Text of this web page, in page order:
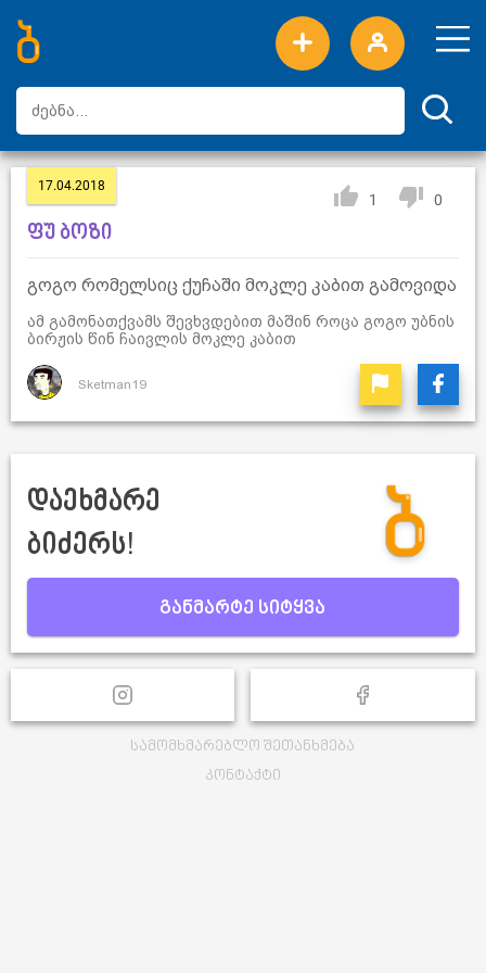
ახალი სიტყვები
ტოპ სიტყვები
დღის ტოპ სიტყვები
ტოპ მომხმარებლები
17.04.2018
1 0
ფუ ბოზი
გოგო რომელსიც ქუჩაში მოკლე კაბით გამოვიდა
ამ გამონათქვამს შევხვდებით მაშინ როცა გოგო უბნის
ბირჟის წინ ჩაივლის მოკლე კაბით
Sketman19
დაეხმარე
ბიძერს!
განმარტე სიტყვა
სამომხმარებლო შეთანხმება
კონტაქტი